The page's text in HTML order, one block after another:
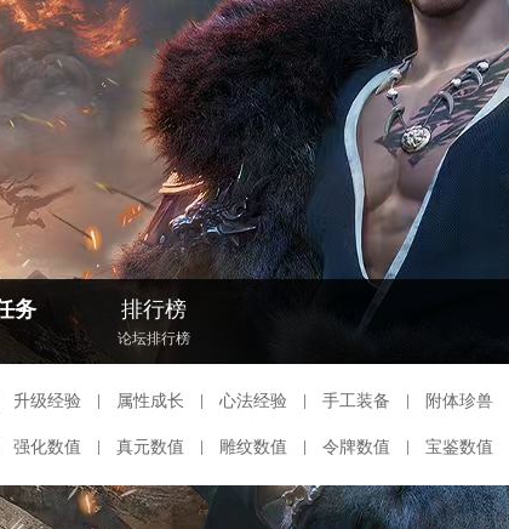
务 排行榜
论坛排行榜
升级经验 属性成长 心法经验 手工装备 附体珍兽
强化数值 真元数值 雕纹数值 令牌数值 宝鉴数值